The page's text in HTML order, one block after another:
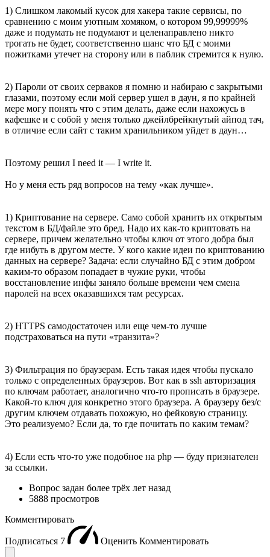
1) Слишком лакомый кусок для хакера такие сервисы, по
сравнению с моим уютным хомяком, о котором 99,99999%
даже и подумать не подумают и целенаправлено никто
трогать не будет, соответственно шанс что БД с моими
пожитками утечет на сторону или в паблик стремится к нулю.
2) Пароли от своих серваков я помню и набираю с закрытыми
глазами, поэтому если мой сервер ушел в даун, я по крайней
мере могу понять что с этим делать, даже если нахожусь в
кафешке и с собой у меня только джейлбрейкнутый айпод тач,
в отличие если сайт с таким хранильником уйдет в даун…
Поэтому решил I need it — I write it.
Но у меня есть ряд вопросов на тему «как лучше».
1) Криптование на сервере. Само собой хранить их открытым
текстом в БД/файле это бред. Надо их как-то криптовать на
сервере, причем желательно чтобы ключ от этого добра был
где нибуть в другом месте. У кого какие идеи по криптованию
данных на сервере? Задача: если случайно БД с этим добром
каким-то образом попадает в чужие руки, чтобы
восстановление инфы заняло больше времени чем смена
паролей на всех оказавшихся там ресурсах.
2) HTTPS самодостаточен или еще чем-то лучше
подстраховаться на пути «транзита»?
3) Фильтрация по браузерам. Есть такая идея чтобы пускало
только с определенных браузеров. Вот как в ssh авторизация
по ключам работает, аналогично что-то прописать в браузере.
Какой-то ключ для конкретно этого браузера. А браузеру без/с
другим ключем отдавать похожую, но фейковую страницу.
Это реализуемо? Если да, то где почитать по каким темам?
4) Если есть что-то уже подобное на php — буду признателен
за ссылки.
Вопрос задан более трёх лет назад
5888 просмотров
Комментировать
Подписаться 7 Оценить Комментировать